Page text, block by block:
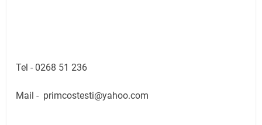
Tel - 0268 51 236
Mail - primcostesti@yahoo.com